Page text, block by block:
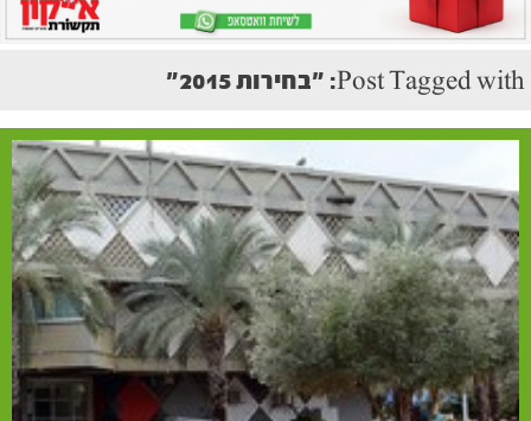
Post Tagged with: "בחירות 2015"